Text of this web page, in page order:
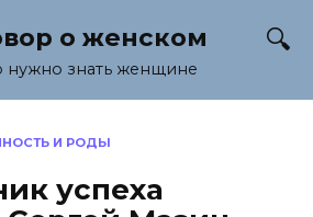
о женском
нужно знать женщине
И РОДЫ
успеха